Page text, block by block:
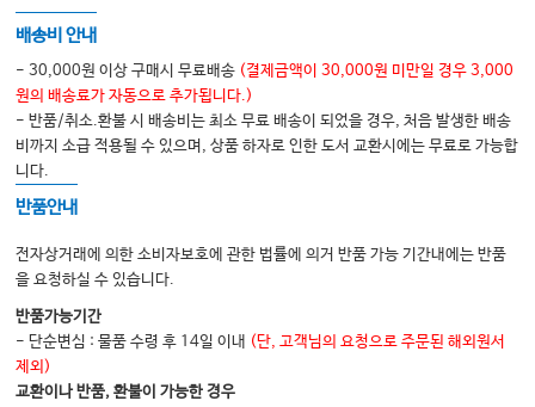
Chapter 24 기분/동기의 평가
SECTION 07 실행증
Chapter 26 실행증 관련 신경망
Chapter 27 실행증의 평가
SECTION 08 의사결정
Chapter 29 의사결정 및 갈등
Chapter 30 의사결정 평가
배송비 안내
- 30,000원 이상 구매시 무료배송 (결제금액이 30,000원 미만일 경우 3,000
원의 배송료가 자동으로 추가됩니다.)
- 반품/취소.환불 시 배송비는 최소 무료 배송이 되었을 경우, 처음 발생한 배송
비까지 소급 적용될 수 있으며, 상품 하자로 인한 도서 교환시에는 무료로 가능합
니다.
반품안내
전자상거래에 의한 소비자보호에 관한 법률에 의거 반품 가능 기간내에는 반품
을 요청하실 수 있습니다.
반품가능기간
- 단순변심 : 물품 수령 후 14일 이내 (단, 고객님의 요청으로 주문된 해외원서
제외)
교환이나 반품, 환불이 가능한 경우